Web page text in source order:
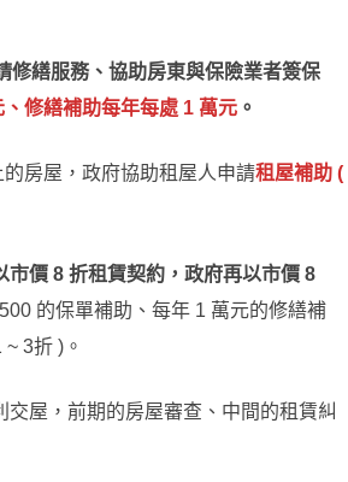
修繕服務、協助房東與保險業者簽保
修繕補助每年每處 1 萬元 。
房屋，政府協助租屋人申請租屋補助 (
價 8 折租賃契約，政府再以市價 8
的保單補助、每年 1 萬元的修繕補
3折 )。
屋，前期的房屋審查、中間的租賃糾